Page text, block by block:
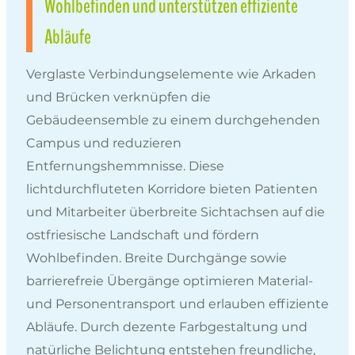
Wohlbefinden und unterstützen effiziente
Abläufe
Verglaste Verbindungselemente wie Arkaden
und Brücken verknüpfen die
Gebäudeensemble zu einem durchgehenden
Campus und reduzieren
Entfernungshemmnisse. Diese
lichtdurchfluteten Korridore bieten Patienten
und Mitarbeiter überbreite Sichtachsen auf die
ostfriesische Landschaft und fördern
Wohlbefinden. Breite Durchgänge sowie
barrierefreie Übergänge optimieren Material-
und Personentransport und erlauben effiziente
Abläufe. Durch dezente Farbgestaltung und
natürliche Belichtung entstehen freundliche,